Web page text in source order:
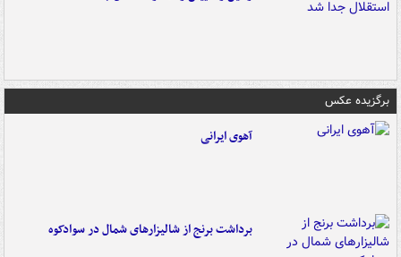
برگزیده عکس
آهوی ایرانی
برداشت برنج از شالیزارهای شمال در سوادکوه